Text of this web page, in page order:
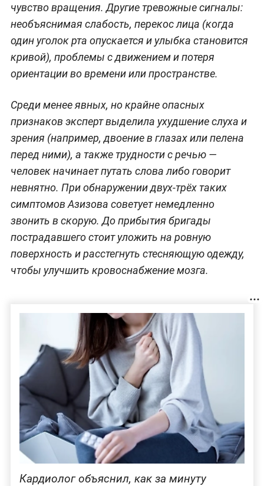
чувство вращения. Другие тревожные сигналы:
необъяснимая слабость, перекос лица (когда
один уголок рта опускается и улыбка становится
кривой), проблемы с движением и потеря
ориентации во времени или пространстве.
Среди менее явных, но крайне опасных
признаков эксперт выделила ухудшение слуха и
зрения (например, двоение в глазах или пелена
перед ними), а также трудности с речью —
человек начинает путать слова либо говорит
невнятно. При обнаружении двух-трёх таких
симптомов Азизова советует немедленно
звонить в скорую. До прибытия бригады
пострадавшего стоит уложить на ровную
поверхность и расстегнуть стесняющую одежду,
чтобы улучшить кровоснабжение мозга.
Кардиолог объяснил, как за минуту